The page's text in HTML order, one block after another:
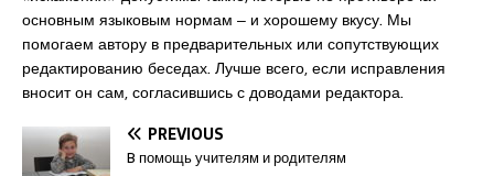
основным языковым нормам ‒ и хорошему вкусу. Мы
помогаем автору в предварительных или сопутствующих
редактированию беседах. Лучше всего, если исправления
вносит он сам, согласившись с доводами редактора.
PREVIOUS
B помощь учителям и родителям